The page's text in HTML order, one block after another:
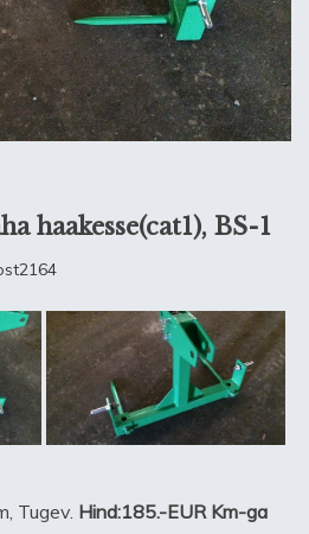
haakesse(cat1), BS-1
Tugev. Hind:185.-EUR Km-ga